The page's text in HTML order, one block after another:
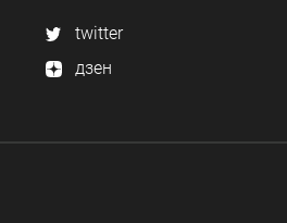
twitter
дзен